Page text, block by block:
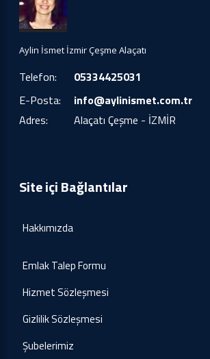
Aylin İsmet İzmir Çeşme Alaçatı
Telefon:
05334425031
E-Posta:
info@aylinismet.com.tr
Adres:
Alaçatı Çeşme - İZMİR
Site içi Bağlantılar
Hakkımızda
Emlak Talep Formu
Hizmet Sözleşmesi
Gizlilik Sözleşmesi
Şubelerimiz